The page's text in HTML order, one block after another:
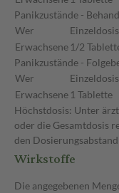
Panikzustände -
Wer
Einzeldosis
Erwachsene 1/2
Panikzustände -
Wer
Einzeldosis
Erwachsene 1 Tablette
Höchstdosis: Unter
oder die Gesamtdosis
den
Wirkstoffe
Die angegebenen